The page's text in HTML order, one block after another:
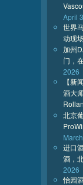
April
世界
动现
加州
门，
2026
【新
酒大
北京
进口
酒，
2026
怡园